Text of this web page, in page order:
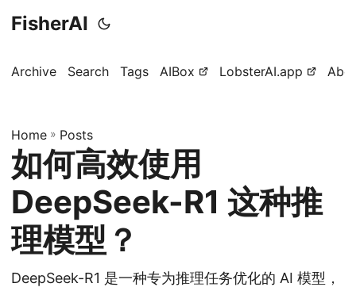
FisherAI
Archive Search Tags AIBox LobsterAI.app
Home » Posts
如何高效使用
DeepSeek-R1 这种推
理模型？
DeepSeek-R1 是一种专为推理任务优化的 AI 模型，